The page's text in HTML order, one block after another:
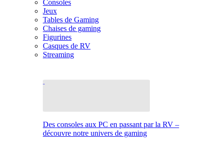
Consoles
Jeux
Tables de Gaming
Chaises de gaming
Figurines
Casques de RV
Streaming
Des consoles aux PC en passant par la RV –
découvre notre univers de gaming